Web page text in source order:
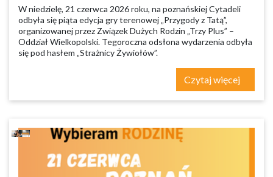
W niedzielę, 21 czerwca 2026 roku, na poznańskiej Cytadeli
odbyła się piąta edycja gry terenowej „Przygody z Tatą”,
organizowanej przez Związek Dużych Rodzin „Trzy Plus” –
Oddział Wielkopolski. Tegoroczna odsłona wydarzenia odbyła
się pod hasłem „Strażnicy Żywiołów”.
Czytaj więcej